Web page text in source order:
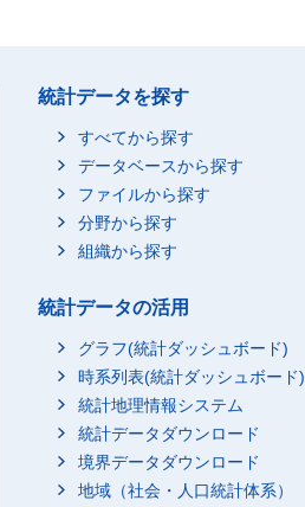
統計データを探す
すべてから探す
データベースから探す
ファイルから探す
分野から探す
組織から探す
統計データの活用
グラフ(統計ダッシュボード)
時系列表(統計ダッシュボード)
統計地理情報システム
統計データダウンロード
境界データダウンロード
地域（社会・人口統計体系）